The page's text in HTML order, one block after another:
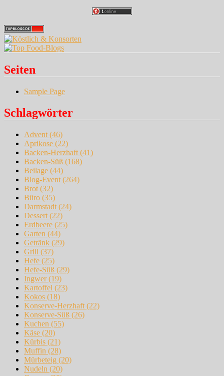
Seiten
Sample Page
Schlagwörter
Advent (46)
Aprikose (22)
Backen-Herzhaft (41)
Backen-Süß (168)
Beilage (44)
Blog-Event (264)
Brot (32)
Büro (35)
Darmstadt (24)
Dessert (22)
Erdbeere (25)
Garten (44)
Getränk (29)
Grill (37)
Hefe (25)
Hefe-Süß (29)
Ingwer(19)
Kartoffel (23)
Kokos (18)
Konserve-Herzhaft (22)
Konserve-Süß (26)
Kuchen (55)
Käse (20)
Kürbis (21)
Muffin (28)
Mürbeteig (20)
Nudeln (20)